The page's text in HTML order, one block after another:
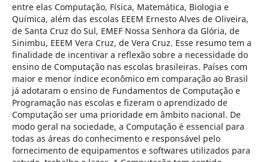
entre elas Computação, Física, Matemática, Biologia e
Química, além das escolas EEEM Ernesto Alves de Oliveira,
de Santa Cruz do Sul, EMEF Nossa Senhora da Glória, de
Sinimbu, EEEM Vera Cruz, de Vera Cruz. Esse resumo tem a
finalidade de incentivar a reflexão sobre a necessidade do
ensino de Computação nas escolas brasileiras. Países com
maior e menor índice econômico em comparação ao Brasil
já adotaram o ensino de Fundamentos de Computação e
Programação nas escolas e fizeram o aprendizado de
Computação ser uma prioridade em âmbito nacional. De
modo geral na sociedade, a Computação é essencial para
todas as áreas do conhecimento e responsável pelo
fornecimento de equipamentos e softwares utilizados para